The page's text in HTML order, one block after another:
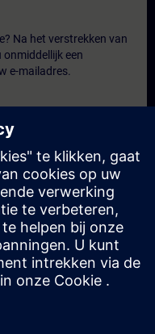
Na het verstrekken van
een
e-mailadres.
en wilt u een offerte
of in een SITRAIN-
gegevens en
ons een offerte voor